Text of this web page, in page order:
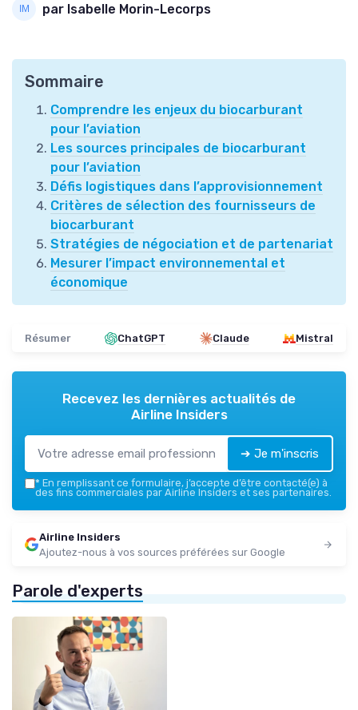
par Isabelle Morin-Lecorps
Sommaire
Comprendre les enjeux du biocarburant
pour l’aviation
Les sources principales de biocarburant
pour l’aviation
Défis logistiques dans l’approvisionnement
Critères de sélection des fournisseurs de
biocarburant
Stratégies de négociation et de partenariat
Mesurer l’impact environnemental et
économique
Résumer ChatGPT Claude Mistral
Recevez les dernières actualités de
Airline Insiders
➔ Je m'inscris
* En remplissant ce formulaire, j’accepte d’être contacté(e) à
des fins commerciales par Airline Insiders et ses partenaires.
Airline Insiders
Ajoutez-nous à vos sources préférées sur Google
Parole d'experts